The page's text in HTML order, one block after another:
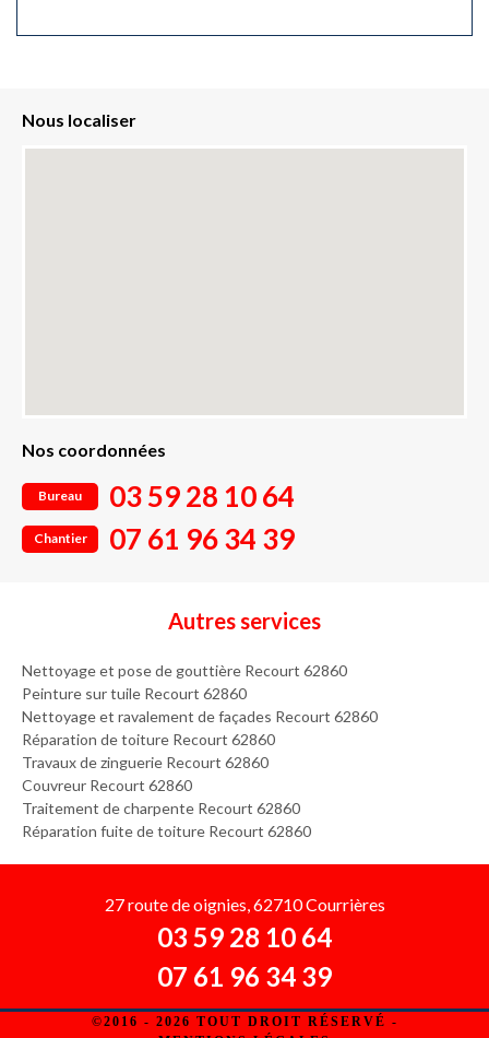
Nous localiser
Nos coordonnées
Bureau 03 59 28 10 64
Chantier 07 61 96 34 39
Autres services
Nettoyage et pose de gouttière Recourt 62860
Peinture sur tuile Recourt 62860
Nettoyage et ravalement de façades Recourt 62860
Réparation de toiture Recourt 62860
Travaux de zinguerie Recourt 62860
Couvreur Recourt 62860
Traitement de charpente Recourt 62860
Réparation fuite de toiture Recourt 62860
27 route de oignies, 62710 Courrières
03 59 28 10 64
07 61 96 34 39
©2016 - 2026 TOUT DROIT RÉSERVÉ -